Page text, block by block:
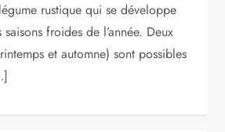
rustique qui se développe
froides de l’année. Deux
et automne) sont possibles